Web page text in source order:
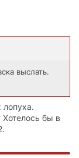
выслать.
лопуха.
бы в